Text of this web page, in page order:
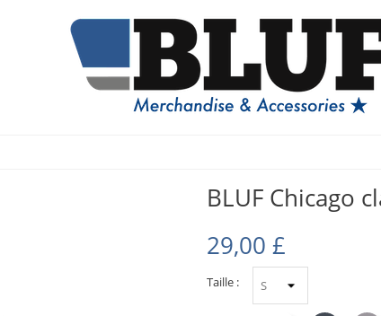
BLUF Chicago
29,00 £
Taille :